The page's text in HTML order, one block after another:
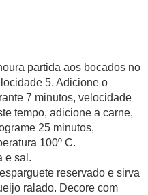
partida aos bocados no
5. Adicione o
7 minutos, velocidade
tempo, adicione a carne,
25 minutos,
100º C.
e sal.
reservado e sirva
ralado. Decore com